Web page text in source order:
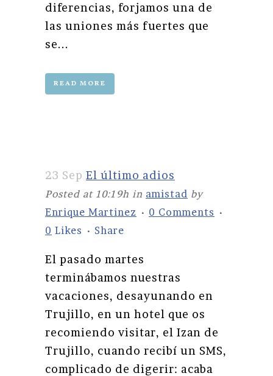
diferencias, forjamos una de
las uniones más fuertes que
se...
READ MORE
23 Sep El último adios
Posted at 10:19h in amistad by
Enrique Martinez
0 Comments
0 Likes Share
El pasado martes
terminábamos nuestras
vacaciones, desayunando en
Trujillo, en un hotel que os
recomiendo visitar, el Izan de
Trujillo, cuando recibí un SMS,
complicado de digerir: acaba